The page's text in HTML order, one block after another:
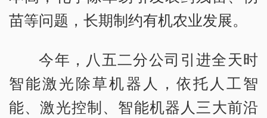
苗等问题，长期制约有机农业发展。
今年，八五二分公司引进全天时
智能激光除草机器人，依托人工智
能、激光控制、智能机器人三大前沿